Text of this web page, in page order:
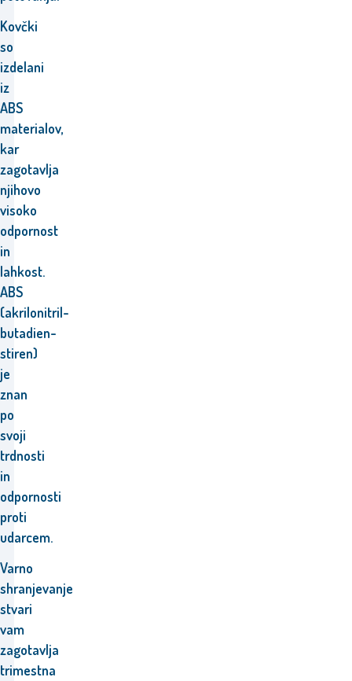
Kovčki
so
izdelani
iz
ABS
materialov,
kar
zagotavlja
njihovo
visoko
odpornost
in
lahkost.
ABS
(akrilonitril-
butadien-
stiren)
je
znan
po
svoji
trdnosti
in
odpornosti
proti
udarcem.
Varno
shranjevanje
stvari
vam
zagotavlja
trimestna